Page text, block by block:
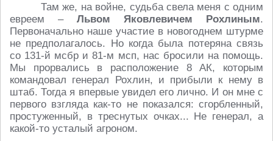
Там же, на войне, судьба свела меня с одним
евреем – Львом Яковлевичем Рохлиным.
Первоначально наше участие в новогоднем штурме
не предполагалось. Но когда была потеряна связь
со 131-й мсбр и 81-м мсп, нас бросили на помощь.
Мы прорвались в расположение 8 АК, которым
командовал генерал Рохлин, и прибыли к нему в
штаб. Тогда я впервые увидел его лично. И он мне с
первого взгляда как-то не показался: сгорбленный,
простуженный, в треснутых очках... Не генерал, а
какой-то усталый агроном.